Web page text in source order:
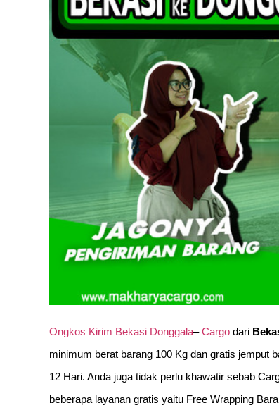
Ongkos Kirim Bekasi Donggala–Cargo dari
minimum berat barang 100 Kg dan gratis jemput
12 Hari. Anda juga tidak perlu khawatir sebab
beberapa layanan gratis yaitu Free Wrapping